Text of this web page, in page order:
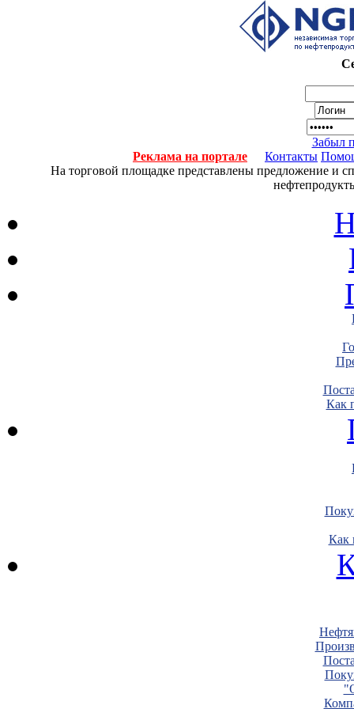
Забыл
Реклама на портале
Контакты
На торговой площадке представлены предложение и
Как
Как